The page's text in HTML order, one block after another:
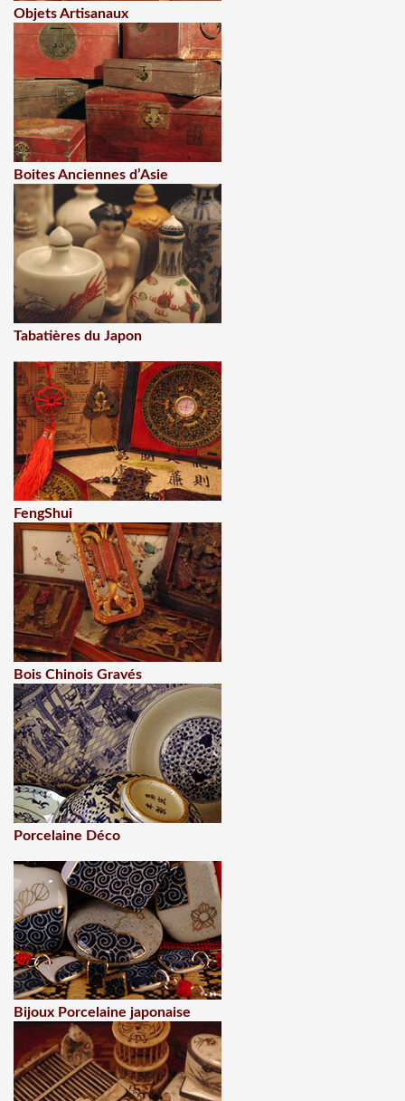
Objets Artisanaux
Boites Anciennes d’Asie
Tabatières du Japon
FengShui
Bois Chinois Gravés
Porcelaine Déco
Bijoux Porcelaine japonaise